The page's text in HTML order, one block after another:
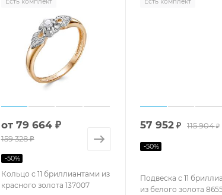
Есть комплект
Кольцо с 11 бриллиантами из
красного золота 137007
от 79 664 ₽
159 328 ₽
-50%
Есть комплект
Подвеска с 11
из белого золота
57 952 ₽ 115 904₽
-50%